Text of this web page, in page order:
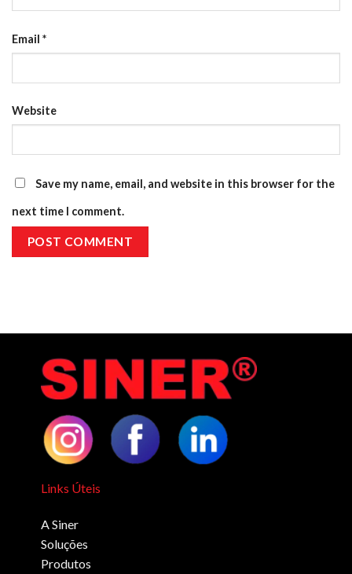
Email *
Website
Save my name, email, and website in this browser for the
next time I comment.
Links Úteis
A Siner
Soluções
Produtos